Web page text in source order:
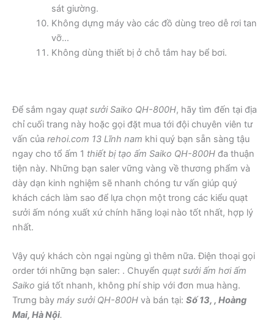
sát giường.
Không dựng máy vào các đồ dùng treo dễ rơi tan
vỡ…
Không dùng thiết bị ở chỗ tắm hay bể bơi.
Để sắm ngay quạt sưởi Saiko QH-800H, hãy tìm đến tại địa
chỉ cuối trang này hoặc gọi đặt mua tới đội chuyên viên tư
vấn của rehoi.com 13 Lĩnh nam khi quý bạn sẵn sàng tậu
ngay cho tổ ấm 1 thiết bị tạo ấm Saiko QH-800H đa thuận
tiện này. Những bạn saler vững vàng về thương phẩm và
dày dạn kinh nghiệm sẽ nhanh chóng tư vấn giúp quý
khách cách làm sao để lựa chọn một trong các kiểu quạt
sưởi ấm nóng xuất xứ chính hãng loại nào tốt nhất, hợp lý
nhất.
Vậy quý khách còn ngại ngùng gì thêm nữa. Điện thoại gọi
order tới những bạn saler: . Chuyển quạt sưởi ấm hơi ấm
Saiko giá tốt nhanh, không phí ship với đơn mua hàng.
Trưng bày máy sưởi QH-800H và bán tại: Số 13, , Hoàng
Mai, Hà Nội.